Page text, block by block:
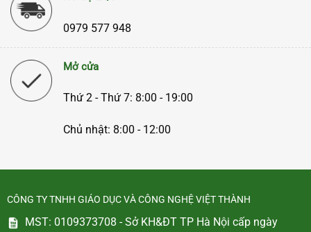
0979 577 948
Mở cửa
Thứ 2 - Thứ 7: 8:00 - 19:00
Chủ nhật: 8:00 - 12:00
CÔNG TY TNHH GIÁO DỤC VÀ CÔNG NGHỆ VIỆT THÀNH
MST: 0109373708 - Sở KH&ĐT TP Hà Nội cấp ngày